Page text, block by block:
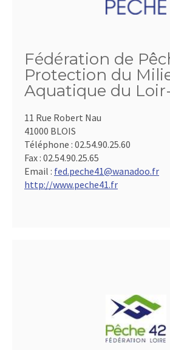
Fédération de
Protection du
Aquatique du
11 Rue Robert Nau
41000 BLOIS
Téléphone : 02.54.90.25.60
Fax : 02.54.90.25.65
Email : fed.peche41@wanadoo.fr
http://www.peche41.fr